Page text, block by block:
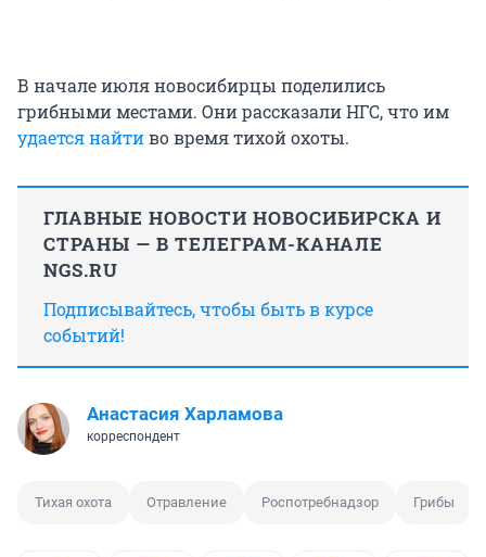
В начале июля новосибирцы поделились
грибными местами. Они рассказали НГС, что им
удается найтиво время тихой охоты.
ГЛАВНЫЕ НОВОСТИ НОВОСИБИРСКА И
СТРАНЫ — В ТЕЛЕГРАМ-КАНАЛЕ
NGS.RU
Подписывайтесь, чтобы быть в курсе
событий!
Анастасия Харламова
корреспондент
Тихая охота Отравление Роспотребнадзор Грибы